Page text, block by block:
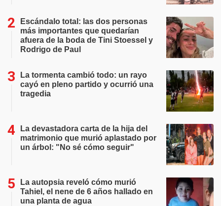
Escándalo total: las dos personas
más importantes que quedarían
afuera de la boda de Tini Stoessel y
Rodrigo de Paul
La tormenta cambió todo: un rayo
cayó en pleno partido y ocurrió una
tragedia
La devastadora carta de la hija del
matrimonio que murió aplastado por
un árbol: "No sé cómo seguir"
La autopsia reveló cómo murió
Tahiel, el nene de 6 años hallado en
una planta de agua